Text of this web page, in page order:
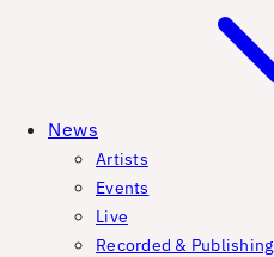
News
Artists
Events
Live
Recorded & Publishing